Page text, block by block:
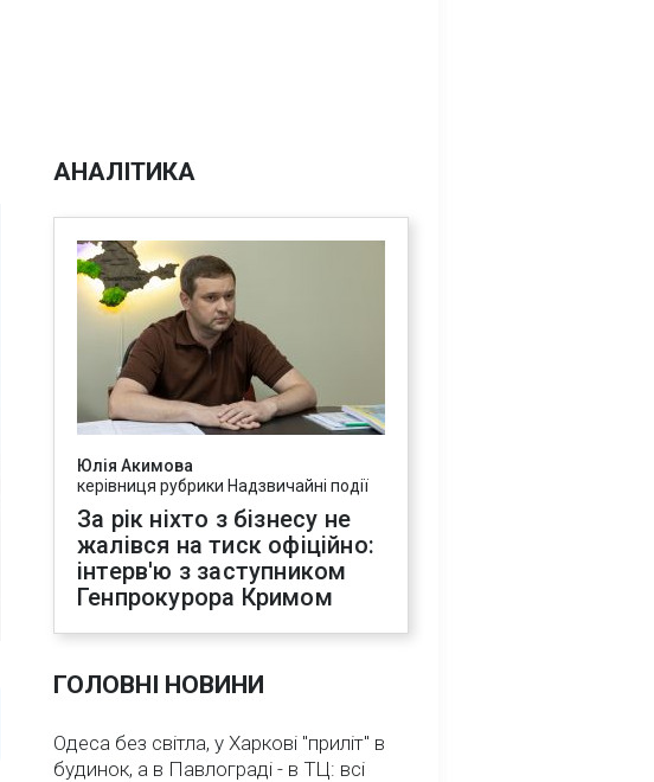
АНАЛІТИКА
Юлія Акимова
керівниця рубрики Надзвичайні події
За рік ніхто з бізнесу не
жалівся на тиск офіційно:
інтерв'ю з заступником
Генпрокурора Кримом
ГОЛОВНІ НОВИНИ
Одеса без світла, у Харкові "приліт" в
будинок, а в Павлограді - в ТЦ: всі